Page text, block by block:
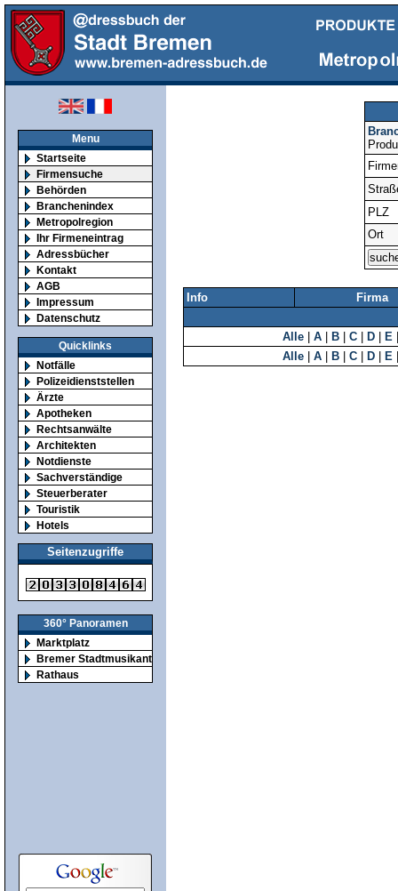
Menu
Startseite
Firmensuche
Behörden
Branchenindex
Metropolregion
Ihr Firmeneintrag
Adressbücher
Kontakt
AGB
Impressum
Datenschutz
Quicklinks
Notfälle
Polizeidienststellen
Ärzte
Apotheken
Rechtsanwälte
Architekten
Notdienste
Sachverständige
Steuerberater
Touristik
Hotels
Seitenzugriffe
360° Panoramen
Marktplatz
Bremer Stadtmusikanten
Rathaus
PLZ
Ort
Info Firma
Alle A B C D E
Alle
A B C D E